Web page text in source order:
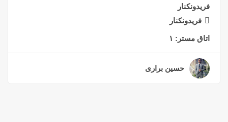
فریدونکنار
فریدونکنار
اتاق مستر: ۱
حسین براری